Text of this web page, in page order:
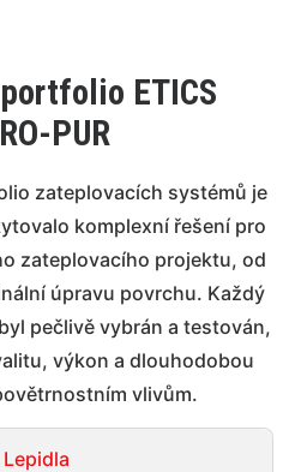
ETICS
PUR
zateplovacích systémů je
komplexní řešení pro
zateplovacího projektu, od
úpravu povrchu. Každý
pečlivě vybrán a testován,
výkon a dlouhodobou
vlivům.
Lepidla